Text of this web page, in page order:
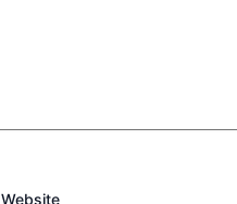
Website